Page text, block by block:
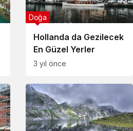
Hollanda da Gezilecek
En Güzel Yerler
Doğa
3 yıl önce